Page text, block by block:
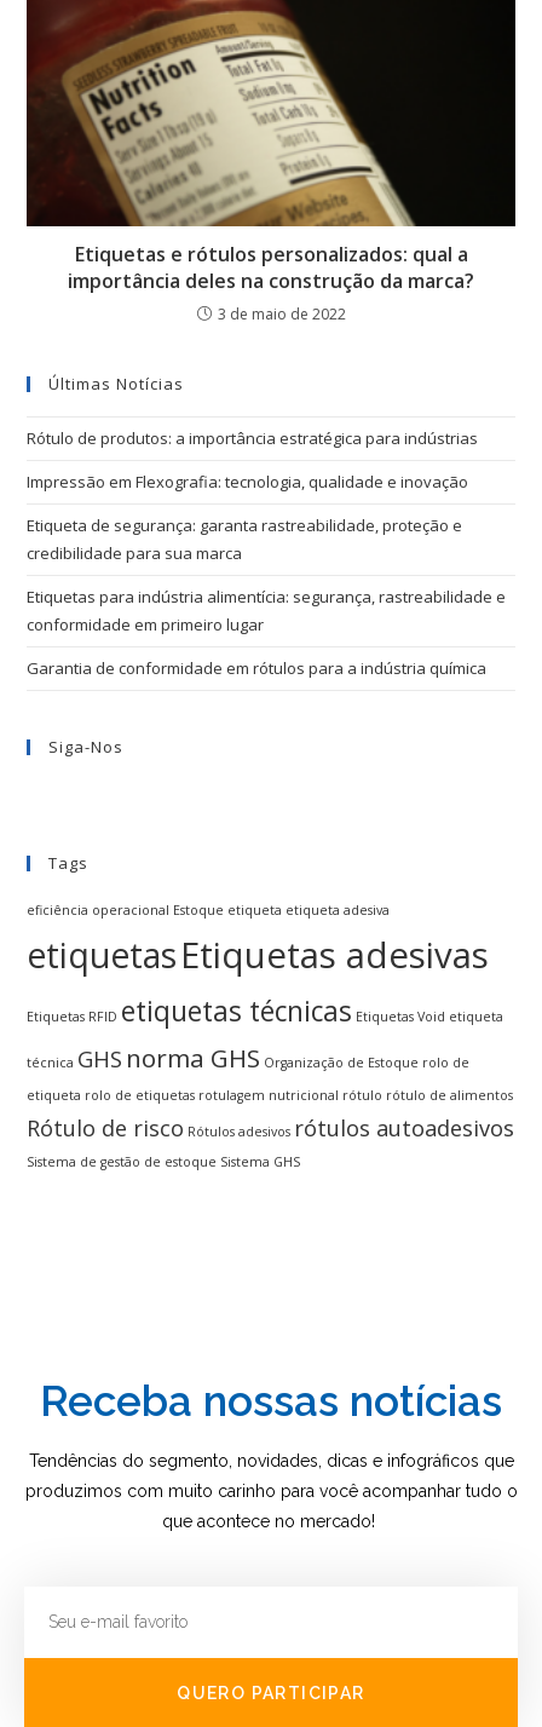
Etiquetas e rótulos personalizados: qual a
importância deles na construção da marca?
3 de maio de 2022
Últimas Notícias
Rótulo de produtos: a importância estratégica para indústrias
Impressão em Flexografia: tecnologia, qualidade e inovação
Etiqueta de segurança: garanta rastreabilidade, proteção e
credibilidade para sua marca
Etiquetas para indústria alimentícia: segurança, rastreabilidade e
conformidade em primeiro lugar
Garantia de conformidade em rótulos para a indústria química
Siga-Nos
Tags
eficiência operacional Estoque etiqueta etiqueta adesiva
etiquetasEtiquetas adesivas
Etiquetas RFID etiquetas técnicas Etiquetas Void etiqueta
técnica GHS norma GHS Organização de Estoque rolo de
etiqueta rolo de etiquetas rotulagem nutricional rótulo rótulo de alimentos
Rótulo de risco Rótulos adesivos rótulos autoadesivos
Sistema de gestão de estoque Sistema GHS
Receba nossas notícias
Tendências do segmento, novidades, dicas e infográficos que
produzimos com muito carinho para você acompanhar tudo o
que acontece no mercado!
QUERO PARTICIPAR